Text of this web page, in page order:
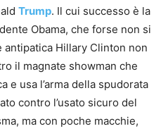
Trump. Il cui successo è la
Obama, che forse non si
Hillary Clinton non
il magnate showman che
e usa l’arma della spudorata
contro l’usato sicuro del
ma con poche macchie,